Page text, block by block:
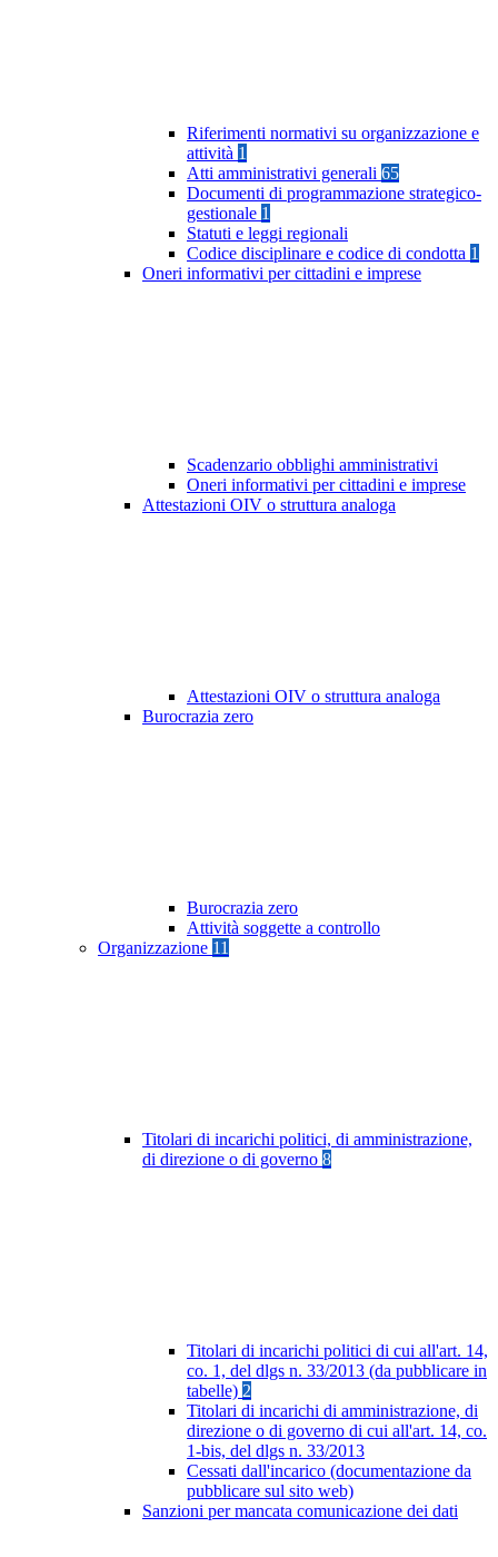
Riferimenti normativi su organizzazione e
attività 1
Atti amministrativi generali 65
Documenti di programmazione strategico-
gestionale 1
Statuti e leggi regionali
Codice disciplinare e codice di condotta 1
Oneri informativi per cittadini e imprese
Scadenzario obblighi amministrativi
Oneri informativi per cittadini e imprese
Attestazioni OIV o struttura analoga
Attestazioni OIV o struttura analoga
Burocrazia zero
Burocrazia zero
Attività soggette a controllo
Organizzazione 11
Titolari di incarichi politici, di amministrazione,
di direzione o di governo 8
Titolari di incarichi politici di cui all'art. 14,
co. 1, del dlgs n. 33/2013 (da pubblicare in
tabelle) 2
Titolari di incarichi di amministrazione, di
direzione o di governo di cui all'art. 14, co.
1-bis, del dlgs n. 33/2013
Cessati dall'incarico (documentazione da
pubblicare sul sito web)
Sanzioni per mancata comunicazione dei dati